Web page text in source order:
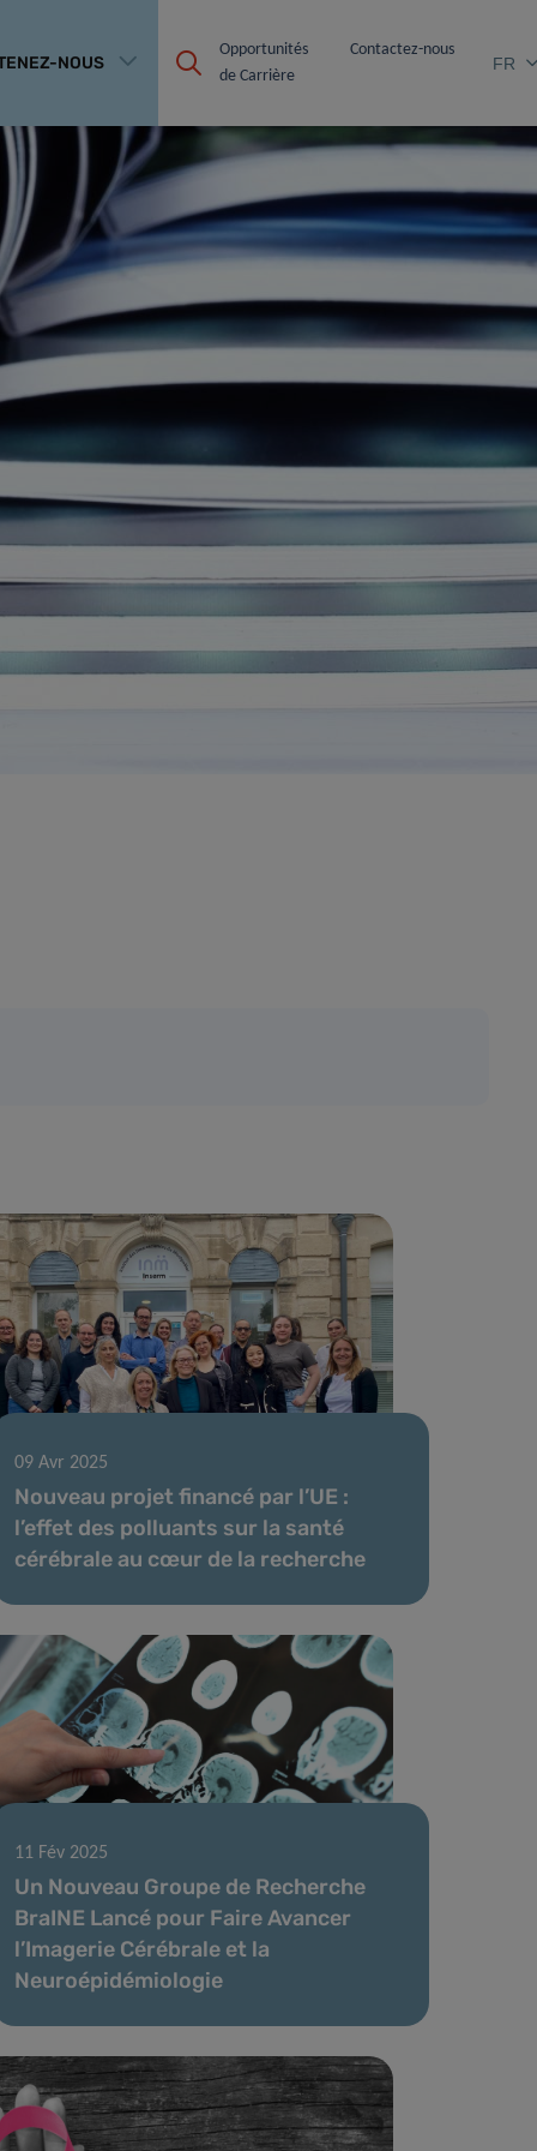
NOUS
Opportunités
de Carrière
Contactez-nous
FR
09 Avr 2025
Nouveau projet financé par l’UE :
l’effet des polluants sur la santé
cérébrale au cœur de la recherche
11 Fév 2025
Un Nouveau Groupe de Recherche
BraINE Lancé pour Faire Avancer
l’Imagerie Cérébrale et la
Neuroépidémiologie